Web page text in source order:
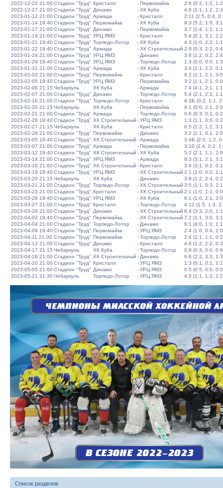
2022-12-22 21:00Стадион "Труд" Кристалл -Первомайка
2:6 (0:2, 1:2,
2022-12-27 21:00Стадион "Труд" Динамо -ХК Куба
4:6 (1:1, 1:2,
2023-01-12 21:00Стадион "Труд" Армада -Кристалл
2:11 (2:5, 0:4,
2023-01-14 19:40Стадион "Труд" Первомайка -ХК Куба
9:3 (5:2, 1:0,
2023-01-17 21:00Стадион "Труд" Динамо -Первомайка
3:7 (1:4, 1:2,
2023-01-19 21:00Стадион "Труд" УРЦ ЯМЗ -Кристалл
5:4 (0:1, 3:1,
2023-01-21 19:40Стадион "Труд" Торпедо-Лотор -ХК Куба
4:3 (1:0, 2:2,
2023-01-22 19:40Стадион "Труд" Армада -ХК Строительный 2:9 (0:3, 2:2,
2023-01-24 21:00Стадион "Труд" УРЦ ЯМЗ - Динамо
3:8 (1:2, 0:2,
2023-01-29 19:40Стадион "Труд" УРЦ ЯМЗ -Торпедо-Лотор
1:3 (0:0, 0:0,
2023-01-31 21:00Стадион "Труд" Армада -ХК Куба
3:4 (1:1, 2:2,
2023-02-02 21:00Стадион "Труд" Первомайка -Кристалл
6:2 (1:1, 2:1,
2023-02-05 19:40Стадион "Труд" УРЦ ЯМЗ -Первомайка
3:2 (1:1, 2:1,
2023-02-06 21:15 Чебаркуль ХК Куба -Армада
7:4 (4:1, 2:1,
2023-02-07 21:00Стадион "Труд" Динамо -Торпедо-Лотор
5:4 (2:1, 2:2,
2023-02-16 21:00Стадион "Труд" Торпедо-Лотор -Кристалл
4:3Б (0:2, 1:1,
2023-02-20 21:15 Чебаркуль ХК Куба -Первомайка
4:1 (0:0, 2:1,
2023-02-21 21:00Стадион "Труд" Армада -Торпедо-Лотор
0:6 (0:3, 0:1,
2023-02-26 19:40Стадион "Труд" ХК Строительный -УРЦ ЯМЗ
1:3 (1:1, 0:0,
2023-02-27 21:15 Чебаркуль ХК Куба -Кристалл
6:5 (2:2, 1:2,
2023-02-28 21:00Стадион "Труд" Первомайка - Динамо
3:2 (1:1, 0:1,
2023-03-05 19:40Стадион "Труд" ХК Строительный -Армада
3:4Б (2:0, 1:2,
2023-03-07 21:00Стадион "Труд" Армада -Первомайка
3:10 (2:4, 0:2,
2023-03-12 19:40Стадион "Труд" ХК Строительный -ХК Куба
5:2 (2:1, 1:1,
2023-03-14 21:00Стадион "Труд" УРЦ ЯМЗ -Армада
8:3 (3:1, 2:1,
2023-03-16 21:00Стадион "Труд" ХК Строительный -Кристалл
3:4 (3:1, 0:2,
2023-03-19 19:40Стадион "Труд" УРЦ ЯМЗ -ХК Строительный 2:1 (1:0, 0:0,
2023-03-20 21:15 Чебаркуль ХК Куба - Динамо
3:8 (1:2, 2:4,
2023-03-21 21:00Стадион "Труд" Торпедо-Лотор -ХК Строительный 3:5 (1:1, 0:3,
2023-03-23 21:00Стадион "Труд" Кристалл -ХК Строительный 2:1 (1:0, 1:1,
2023-03-26 19:40Стадион "Труд" УРЦ ЯМЗ -ХК Куба
6:1 (1:0, 2:1,
2023-03-27 21:00Стадион "Труд" Кристалл -Торпедо-Лотор
4:12 (1:5, 1:3,
2023-03-28 21:00Стадион "Труд" Динамо -ХК Строительный 6:4 (3:3, 2:0,
2023-04-02 19:40Стадион "Труд" Первомайка -ХК Строительный 7:2 (1:1, 3:0,
2023-04-04 21:00Стадион "Труд" Торпедо-Лотор - Динамо
6:1 (4:0, 1:0,
2023-04-09 19:40Стадион "Труд" Первомайка -УРЦ ЯМЗ
2:4 (1:0, 0:4,
2023-04-11 21:00 Стадион "Труд" Первомайка -Торпедо-Лотор
2:4 (1:1, 1:1,
2023-04-13 21:00Стадион "Труд" Динамо -Кристалл
4:6 (1:2, 2:2,
2023-04-17 21:15 Чебаркуль ХК Куба -Торпедо-Лотор
0:9 (0:3, 0:0,
2023-04-18 21:00Стадион "Труд" ХК Строительный - Динамо
6:8 (2:2, 3:3,
2023-04-20 21:00Стадион "Труд" Кристалл -УРЦ ЯМЗ
1:3 (0:1, 0:1,
2023-05-05 21:00Стадион "Труд" Динамо -УРЦ ЯМЗ
0:5 (0:5, 0:0,
2023-05-21 21:30Чебаркуль Торпедо-Лотор -УРЦ ЯМЗ 4:5 (1:1, 1:2,
Список разделов